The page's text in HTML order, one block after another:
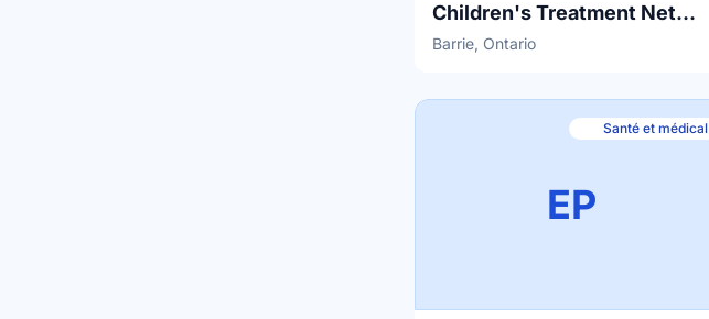
Children's Treatment Network
Barrie, Ontario
EP
Santé et médical